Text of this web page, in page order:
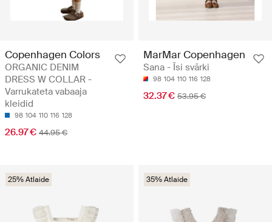
Copenhagen Colors
ORGANIC DENIM
DRESS W COLLAR -
Varrukateta vabaaja
kleidid
98 104 110 116 128
26.97 € 44.95 €
MarMar Copenhagen
Sana - Īsi svārki
98 104 110 116 128
32.37 € 53.95 €
25% Atlaide 35% Atlaide